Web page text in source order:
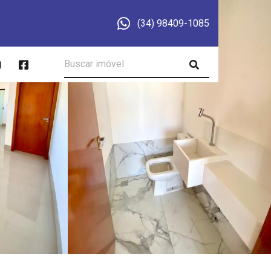
(34) 98409-1085